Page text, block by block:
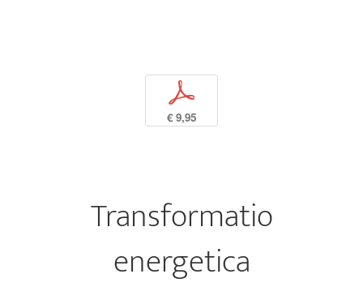
p
€ 9,95
Transformatio
energetica